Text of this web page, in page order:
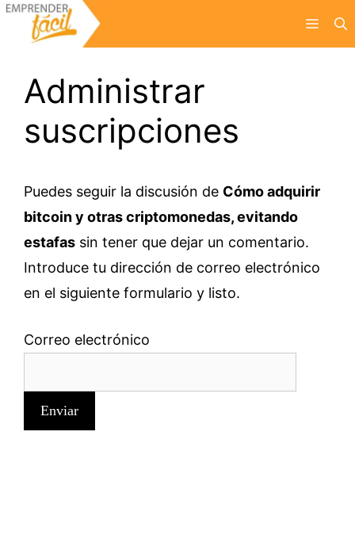
Saltar
Menú
Administrar
suscripciones
Puedes seguir la discusión de Cómo adquirir
bitcoin y otras criptomonedas, evitando
estafas sin tener que dejar un comentario.
Introduce tu dirección de correo electrónico
en el siguiente formulario y listo.
Correo electrónico